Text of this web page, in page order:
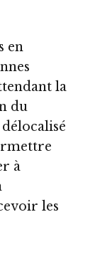
en
la
du
à
les